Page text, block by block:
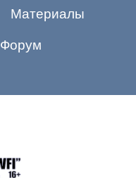
Материалы
Форум